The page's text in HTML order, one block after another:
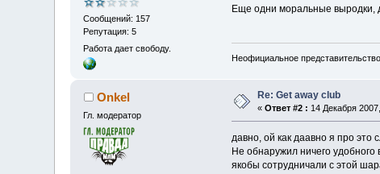
Сообщений: 157
Репутация: 5
Работа дает свободу.
Еще одни моральные выродки,
Неофициальное
Onkel
Гл. модератор
Re: Get away club
«Ответ #2 : 14 Декабря
давно, ой как даавно я про это
Не обнаружил ничего
якобы сотрудничали с этой